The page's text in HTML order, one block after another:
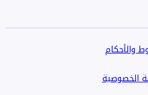
والأحكام
الخصوصية